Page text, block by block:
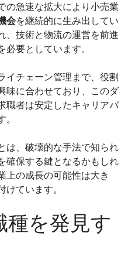
の急速な拡大により小売業
会を継続的に生み出してい
、技術と物流の運営を前進
要としています。
イチェーン管理まで、役割
味に合わせており、このダ
職者は安定したキャリアパ
は、破壊的な手法で知られ
確保する鍵となるかもしれ
上の成長の可能性は大き
けています。
種を発見す